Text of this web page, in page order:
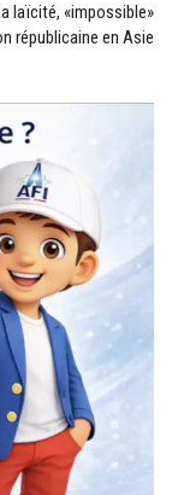
laïcité, «impossible»
républicaine en Asie